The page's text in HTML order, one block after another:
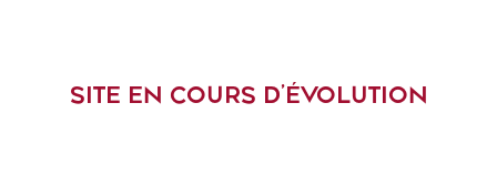
SITE EN COURS D’ÉVOLUTION